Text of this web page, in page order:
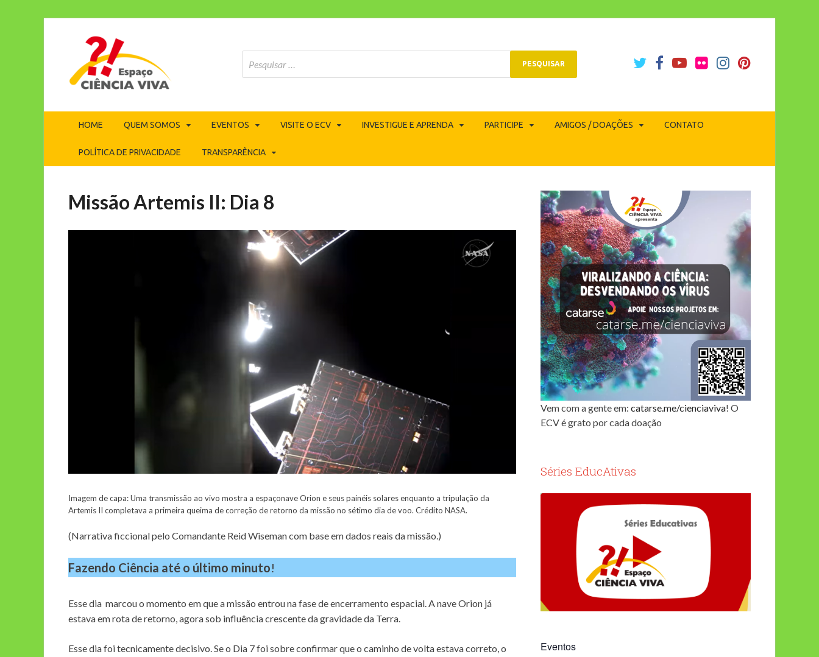
Espaço Ciência Viva
HOME QUEM SOMOS EVENTOS VISITE O ECV INVESTIGUE E APRENDA PARTICIPE AMIGOS / DOAÇÕES CONTATO
POLÍTICA DE PRIVACIDADE TRANSPARÊNCIA
Missão Artemis II: Dia 8
Imagem de capa: Uma transmissão ao vivo mostra a espaçonave Orion e seus painéis solares enquanto a tripulação da
Artemis II completava a primeira queima de correção de retorno da missão no sétimo dia de voo. Crédito NASA.
(Narrativa ficcional pelo Comandante Reid Wiseman com base em dados reais da missão.)
Fazendo Ciência até o último minuto!
Esse dia marcou o momento em que a missão entrou na fase de encerramento espacial. A nave Orion já
estava em rota de retorno, agora sob influência crescente da gravidade da Terra.
Esse dia foi tecnicamente decisivo. Se o Dia 7 foi sobre confirmar que o caminho de volta estava correto, o
Vem com a gente em:catarse.me/cienciaviva! O
ECV é grato por cada doação
Séries EducAtivas
Eventos